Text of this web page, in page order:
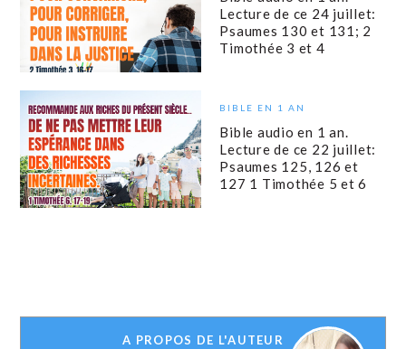
Lecture de ce 24 juillet:
Psaumes 130 et 131; 2
Timothée 3 et 4
BIBLE EN 1 AN
Bible audio en 1 an.
Lecture de ce 22 juillet:
Psaumes 125, 126 et
127 1 Timothée 5 et 6
A PROPOS DE L'AUTEUR